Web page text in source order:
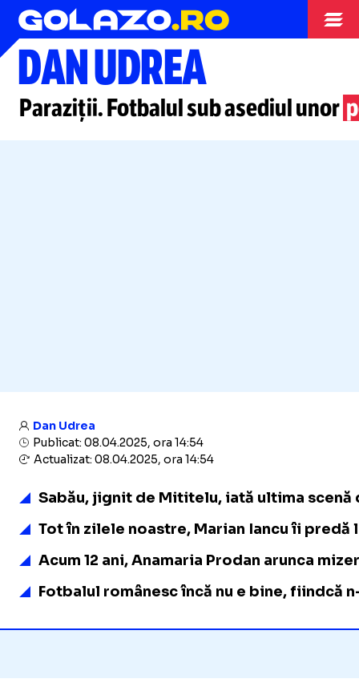
Opinii
DAN UDREA
Paraziții. Fotbalul sub asediul unor
Dan Udrea
Publicat: 08.04.2025, ora 14:54
Actualizat: 08.04.2025, ora 14:54
Sabău, jignit de Mititelu, iată ultima
Tot în zilele noastre, Marian Iancu îi
Acum 12 ani, Anamaria Prodan arunca
Fotbalul românesc încă nu e bine, fiindcă